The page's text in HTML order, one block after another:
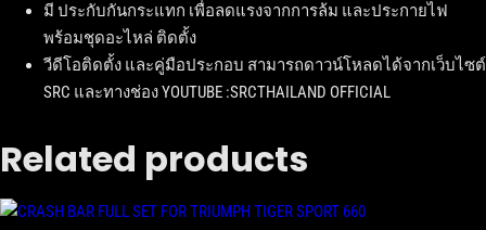
มี ประกับกันกระแทก เพื่อลดแรงจากการล้ม และประกายไฟ
พร้อมชุดอะไหล่ ติดตั้ง
วีดีโอติดตั้ง และคู่มือประกอบ สามารถดาวน์โหลดได้จากเว็บไซต์
SRC และทางช่อง YOUTUBE :SRCTHAILAND OFFICIAL
Related products